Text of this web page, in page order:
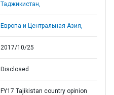
Таджикистан,
Европа и Центральная Азия,
2017/10/25
Disclosed
FY17 Tajikistan country opinion